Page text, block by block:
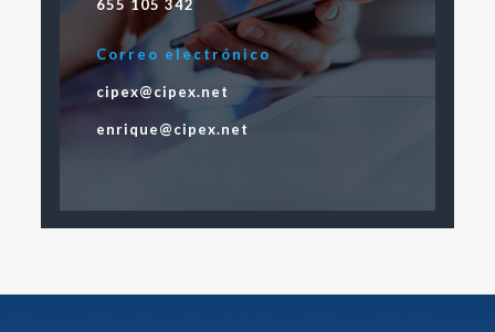
655 105 342
Correo electrónico
cipex@cipex.net
enrique@cipex.net